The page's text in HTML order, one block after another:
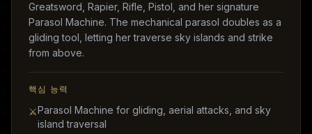
Greatsword, Rapier, Rifle, Pistol, and her signature
Parasol Machine. The mechanical parasol doubles as a
gliding tool, letting her traverse sky islands and strike
from above.
핵심 능력
⚔Parasol Machine for gliding, aerial attacks, and sky
island traversal